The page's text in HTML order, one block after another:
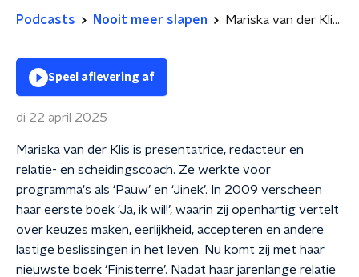
Podcasts Nooit meer slapen Mariska van der Klis (presentatrice en redacteur)
Speel aflevering af
di 22 april 2025
Mariska van der Klis is presentatrice, redacteur en
relatie- en scheidingscoach. Ze werkte voor
programma's als ‘Pauw’ en ‘Jinek’. In 2009 verscheen
haar eerste boek ‘Ja, ik wil!’, waarin zij openhartig vertelt
over keuzes maken, eerlijkheid, accepteren en andere
lastige beslissingen in het leven. Nu komt zij met haar
nieuwste boek ‘Finisterre’. Nadat haar jarenlange relatie